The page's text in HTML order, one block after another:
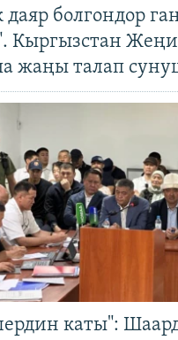
даяр болгондор
Кыргызстан
жаңы талап
каты":